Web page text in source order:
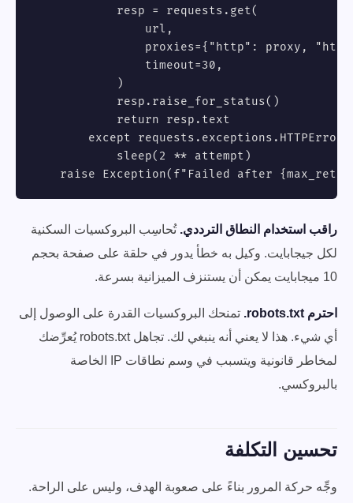
            resp = requests.get(
                url,
proxies={"http": proxy,
                timeout=30,
            )
            resp.raise_for_status()
            return resp.text
        except requests.exceptions.HTTPError:
            sleep(2 ** attempt)
raise Exception(f"Failed after
راقب استخدام النطاق الترددي. تُحاسِب البروكسيات السكنية
لكل جيجابايت. وكيل به خطأ يدور في حلقة على صفحة بحجم
10 ميجابايت يمكن أن يستنزف الميزانية بسرعة.
احترم robots.txt.
تمنحك البروكسيات القدرة على الوصول إلى
أي شيء. هذا لا يعني أنه ينبغي لك. تجاهل robots.txt يُعرِّضك
لمخاطر قانونية ويتسبب في وسم نطاقات IP الخاصة
بالبروكسي.
تحسين التكلفة
وجِّه حركة المرور بناءً على صعوبة الهدف، وليس على الراحة.